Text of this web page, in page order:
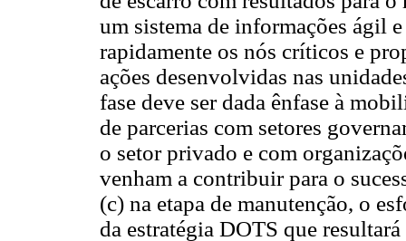
um sistema de informações ágil
rapidamente os nós críticos e
ações desenvolvidas nas
fase deve ser dada ênfase à
de parcerias com setores
o setor privado e com
venham a contribuir para o
(c) na etapa de manutenção, o
da estratégia DOTS que